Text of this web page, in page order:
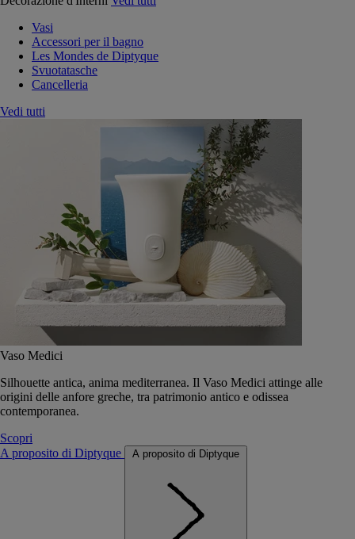
Vasi
Accessori per il bagno
Les Mondes de Diptyque
Svuotatasche
Cancelleria
Vedi tutti
Vaso Medici
Silhouette antica, anima mediterranea. Il Vaso Medici attinge alle
origini delle anfore greche, tra patrimonio antico e odissea
contemporanea.
Scopri
A proposito di Diptyque
A proposito di Diptyque